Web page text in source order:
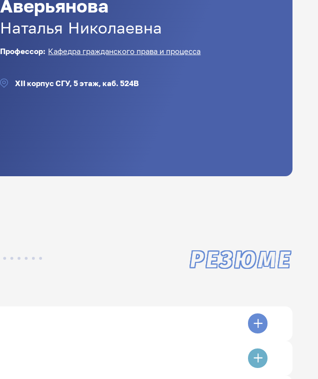
Аверьянова
Наталья Николаевна
Профессор: Кафедра гражданского права и процесса
XII корпус СГУ, 5 этаж, каб. 524В
РЕЗЮМЕ